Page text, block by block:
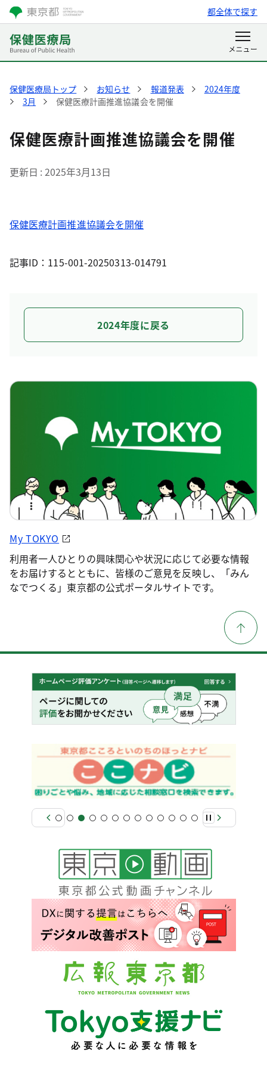
都全体で探す
保健医療局トップ お知らせ 報道発表
2024年度
3月
保健医療計画推進協議会を開催
保健医療計画推進協議会を開催
更新日 2025年3月13日
保健医療計画推進協議会を開催
記事ID：115-001-20250313-014791
2024年度に戻る
My TOKYO
利用者一人ひとりの興味関心や状況に応じて必要な情報
をお届けするとともに、皆様のご意見を反映し、「みん
なでつくる」東京都の公式ポータルサイトです。